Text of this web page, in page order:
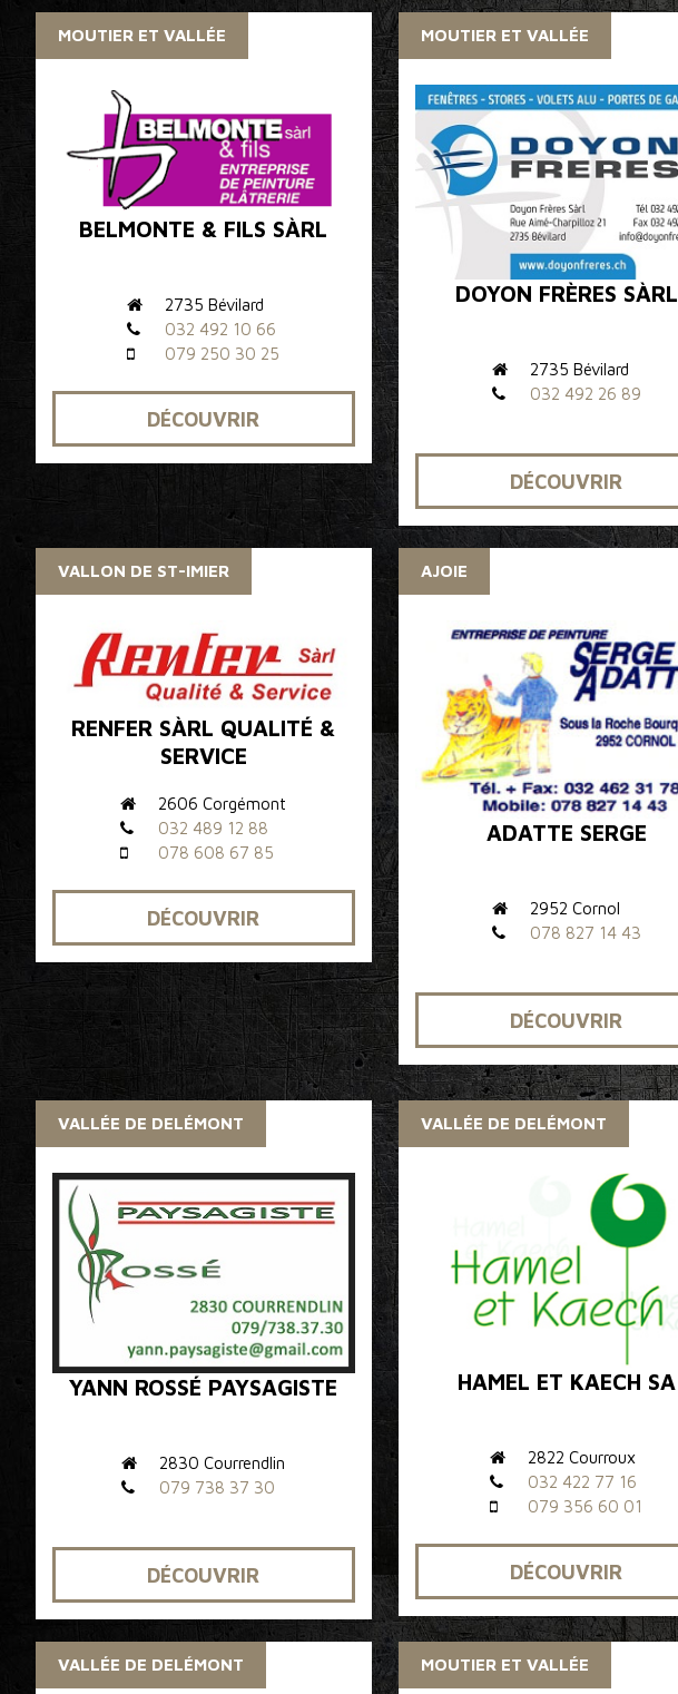
MOUTIER ET VALLÉE
BELMONTE & FILS SÀRL
2735 Bévilard
032 492 10 66
079 250 30 25
DÉCOUVRIR
MOUTIER ET VALLÉE
DOYON FRÈRES SÀRL
2735 Bévilard
032 492 26 89
DÉCOUVRIR
VALLON DE ST-IMIER
RENFER SÀRL QUALITÉ &
SERVICE
2606 Corgémont
032 489 12 88
078 608 67 85
DÉCOUVRIR
AJOIE
ADATTE SERGE
2952 Cornol
078 827 14 43
DÉCOUVRIR
VALLÉE DE DELÉMONT
YANN ROSSÉ PAYSAGISTE
2830 Courrendlin
079 738 37 30
DÉCOUVRIR
VALLÉE DE DELÉMONT
HAMEL ET KAECH SA
2822 Courroux
032 422 77 16
079 356 60 01
DÉCOUVRIR
VALLÉE DE DELÉMONT MOUTIER ET VALLÉE